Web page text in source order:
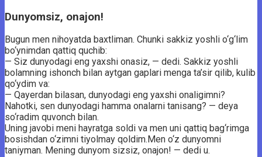
Dunyomsiz, onajon!
Bugun men nihoyatda baxtliman. Chunki sakkiz yoshli o‘g‘lim
bo‘ynimdan qattiq quchib:
— Siz dunyodagi eng yaxshi onasiz, — dedi. Sakkiz yoshli
bolamning ishonch bilan aytgan gaplari menga ta’sir qilib, kulib
qo‘ydim va:
— Qayerdan bilasan, dunyodagi eng yaxshi onaligimni?
Nahotki, sen dunyodagi hamma onalarni tanisang? — deya
so‘radim quvonch bilan.
Uning javobi meni hayratga soldi va men uni qattiq bag‘rimga
bosishdan o‘zimni tiyolmay qoldim.Men o‘z dunyomni
taniyman. Mening dunyom sizsiz, onajon! — dedi u.